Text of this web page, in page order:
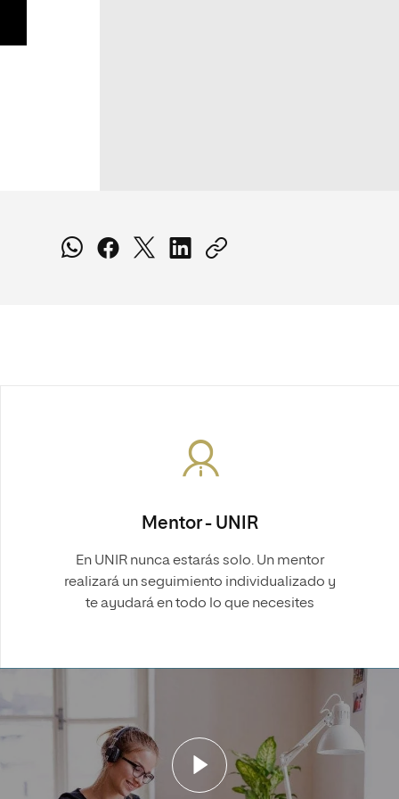
Mentor - UNIR
En UNIR nunca estarás solo. Un mentor
realizará un seguimiento individualizado y
te ayudará en todo lo que necesites